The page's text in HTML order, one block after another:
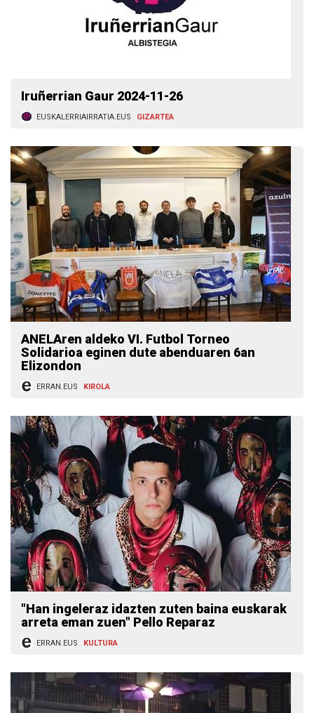
Iruñerrian Gaur 2024-11-26
EUSKALERRIAIRRATIA.EUS GIZARTEA
ANELAren aldeko VI. Futbol Torneo
Solidarioa eginen dute abenduaren 6an
Elizondon
ERRAN.EUS KIROLA
"Han ingeleraz idazten zuten baina euskarak
arreta eman zuen" Pello Reparaz
ERRAN.EUS KULTURA